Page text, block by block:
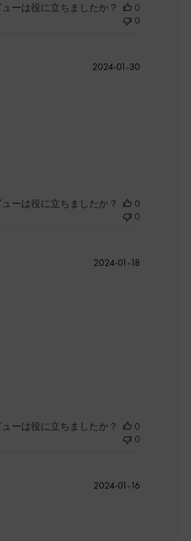
ーは役に立ちましたか？
0
0
公
2024-01-30
ーは役に立ちましたか？
0
0
公
2024-01-18
ーは役に立ちましたか？
0
0
公
2024-01-16